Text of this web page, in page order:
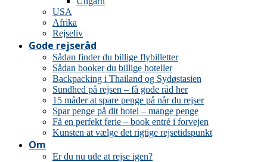
USA
Afrika
Rejseliv
Gode rejseråd
Sådan finder du billige flybilletter
Sådan booker du billige hoteller
Backpacking i Thailand og Sydøstasien
Sundhed på rejsen – få gode råd her
15 måder at spare penge på når du rejser
Spar penge på dit hotel – mange penge
Få en perfekt ferie – book entré i forvejen
Kunsten at vælge det rigtige rejsetidspunkt
Om
Er du nu ude at rejse igen?